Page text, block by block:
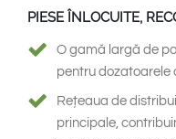
Español
PIESE ÎNLOCUITE,
O gamă largă de
pentru dozatoarele
Rețeaua de
principale,